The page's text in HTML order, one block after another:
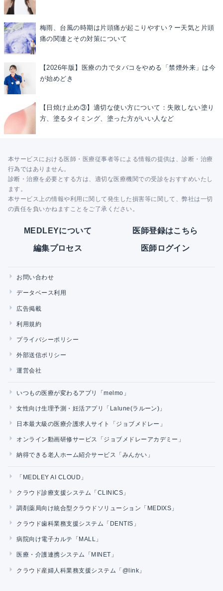
梅雨、台風の時期は片頭痛が起こりやすい？ー天気と片頭
痛の関連とその対策について
【2026年版】医療の力でタバコをやめる「禁煙外来」は今
が始めどき
【日焼け止め③】適切な使い方について：失敗しない塗り
方、塗るタイミング、塗った方がいい人など
本サービスにおける医師・医療従事者等による情報の提供は、診断・治療
行為ではありません。
診断・治療を必要とする方は、適切な医療機関での受診をおすすめいたし
ます。
本サービス上の情報や利用に関して発生した損害等に関して、弊社は一切
の責任を負いかねますことをご了承ください。
MEDLEYについて 医師登録はこちら
編集プロセス 医師ログイン
お問い合わせ
データベース利用
広告掲載
利用規約
プライバシーポリシー
外部送信ポリシー
運営会社
いつもの医療が変わるアプリ「melmo」
女性向け生理予測・妊活アプリ「Lalune(ラルーン)」
日本最大級の医療介護求人サイト「ジョブメドレー」
オンライン動画研修サービス「ジョブメドレーアカデミー」
納得できる老人ホーム紹介サービス「みんかい」
「MEDLEY AI CLOUD」
クラウド診療支援システム「CLINICS」
調剤薬局向け統合型クラウドソリューション「MEDIXS」
クラウド歯科業務支援システム「DENTIS」
病院向け電子カルテ「MALL」
医療・介護連携システム「MINET」
クラウド産婦人科業務支援システム「@link」